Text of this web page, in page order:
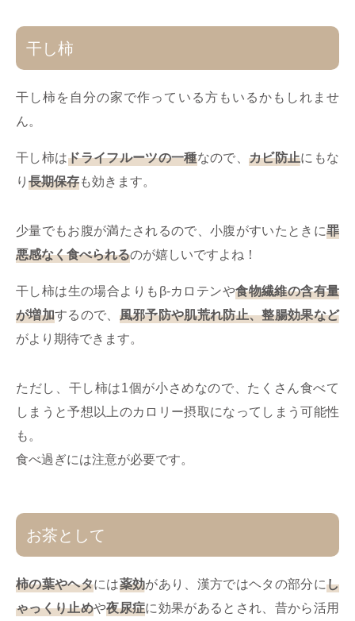
干し柿
干し柿を自分の家で作っている方もいるかもしれませ
ん。
干し柿はドライフルーツの一種なので、カビ防止にもな
り 長期保存も効きます。
少量でもお腹が満たされるので、小腹がすいたときに罪
悪感なく食べられるのが嬉しいですよね！
干し柿は生の場合よりもβ-カロテンや食物繊維の含有量
が増加するので、 風邪予防や肌荒れ防止、整腸効果など
がより期待できます。
ただし、干し柿は1個が小さめなので、たくさん食べて
しまうと予想以上のカロリー摂取になってしまう可能性
も。
食べ過ぎには注意が必要です。
お茶として
柿の葉やヘタには薬効があり、漢方ではヘタの部分にし
ゃっくり止めや夜尿症に効果があるとされ、昔から活用